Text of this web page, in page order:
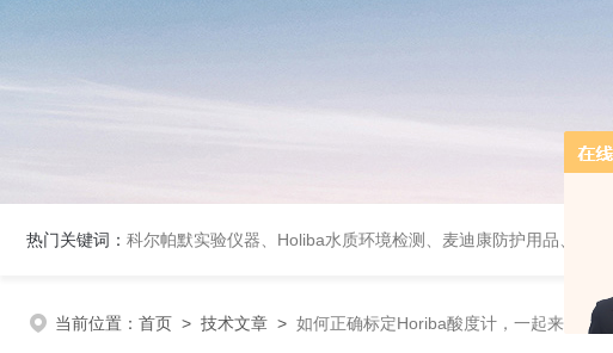
热门关键词： 科尔帕默实验仪器、Holiba水质环境检测、麦迪康防护用品、
当前位置： 首页 > 技术文章 > 如何正确标定Horiba酸度计，一起来看看